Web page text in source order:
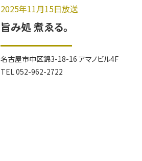
2025年11月15日放送
旨み処 煮ゑる。
名古屋市中区錦3-18-16 アマノビル4F
TEL 052-962-2722